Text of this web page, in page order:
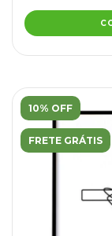
10% OFF
FRETE GRÁTIS